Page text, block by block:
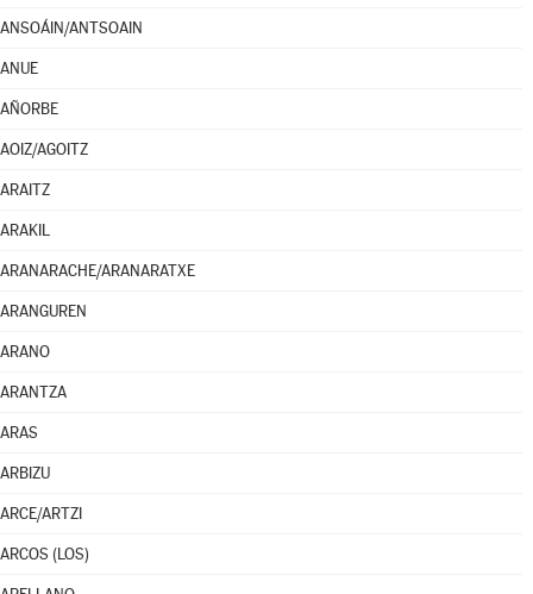
ANSOÁIN/ANTSOAIN
ANUE
AÑORBE
AOIZ/AGOITZ
ARAITZ
ARAKIL
ARANARACHE/ARANARATXE
ARANGUREN
ARANO
ARANTZA
ARAS
ARBIZU
ARCE/ARTZI
ARCOS (LOS)